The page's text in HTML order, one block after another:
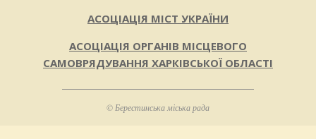
АСОЦІАЦІЯ МІСТ УКРАЇНИ
АСОЦІАЦІЯ ОРГАНІВ МІСЦЕВОГО
САМОВРЯДУВАННЯ ХАРКІВСЬКОЇ ОБЛАСТІ
© Берестинська міська рада